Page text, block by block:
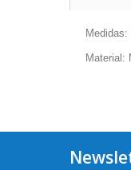
Material: